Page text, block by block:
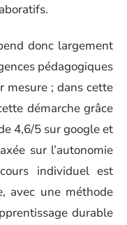
donc largement
pédagogiques
mesure ; dans cette
démarche grâce
4,6/5 sur google et
sur l’autonomie
individuel est
avec une méthode
durable